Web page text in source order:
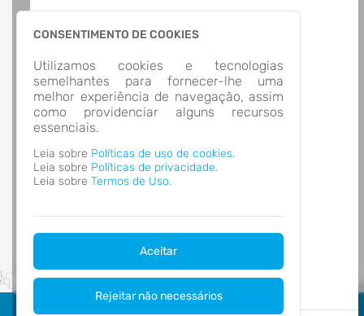
CONSENTIMENTO DE COOKIES
Utilizamos cookies e tecnologias
semelhantes para fornecer-lhe uma
melhor experiência de navegação, assim
como providenciar alguns recursos
essenciais.
Leia sobre Políticas de uso de cookies.
Leia sobre Políticas de privacidade.
Leia sobre Termos de Uso.
Aceitar
Rejeitar não necessários
Lagoa Bonita do Sul/
Abrir no Mapa
(51) 99306-0802
lagoabonitadosul@gmail.com
HORÁRIO DE ATENDIMENTO
Segunda-feira 8:00 às 12:00 - 13:00 às 17:00
Quarta-feira 8:00 às 12:00 - 13:00 às 17:00
Quinta-feira 8:00 às 12:00 - 13:00 às 17:00
Sexta-feira 8:00 às 12:00 - 13:00 às 17:00